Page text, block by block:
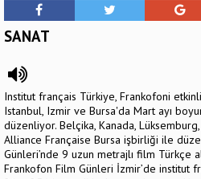
SANAT
Institut français Türkiye, Frankofoni
Istanbul, Izmir ve Bursa'da Mart ayı
düzenliyor. Belçika, Kanada,
Alliance Française Bursa işbirliği ile
Günleri’nde 9 uzun metrajlı film Türkçe
Frankofon Film Günleri İzmir’de institut